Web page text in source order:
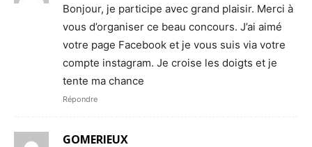
Bonjour, je participe avec grand plaisir. Merci à
vous d’organiser ce beau concours. J’ai aimé
votre page Facebook et je vous suis via votre
compte instagram. Je croise les doigts et je
tente ma chance
Répondre
GOMERIEUX